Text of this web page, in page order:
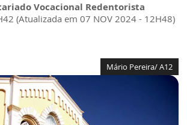
Vocacional Redentorista
(Atualizada em 07 NOV 2024 - 12H48)
Mário Pereira/ A12